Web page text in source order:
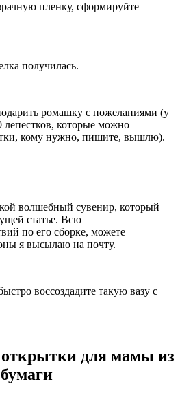
пленку, сформируйте
получилась.
ромашку с пожеланиями (у
лепестков, которые можно
кому нужно, пишите, вышлю).
волшебный сувенир, который
статье. Всю
по его сборке, можете
я высылаю на почту.
воссоздадите такую вазу с
для мамы из
бумаги